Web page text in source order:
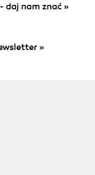
daj nam znać »
»